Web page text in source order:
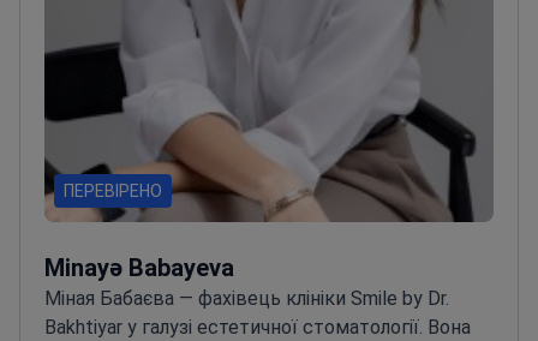
ПЕРЕВІРЕНО
Minayə Babayeva
Міная Бабаєва — фахівець клініки Smile by Dr.
Bakhtiyar у галузі естетичної стоматології. Вона